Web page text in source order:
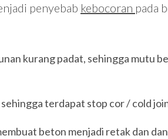
penyebab kebocoran pada
kurang padat, sehingga mutu
terdapat stop cor / cold
beton menjadi retak dan